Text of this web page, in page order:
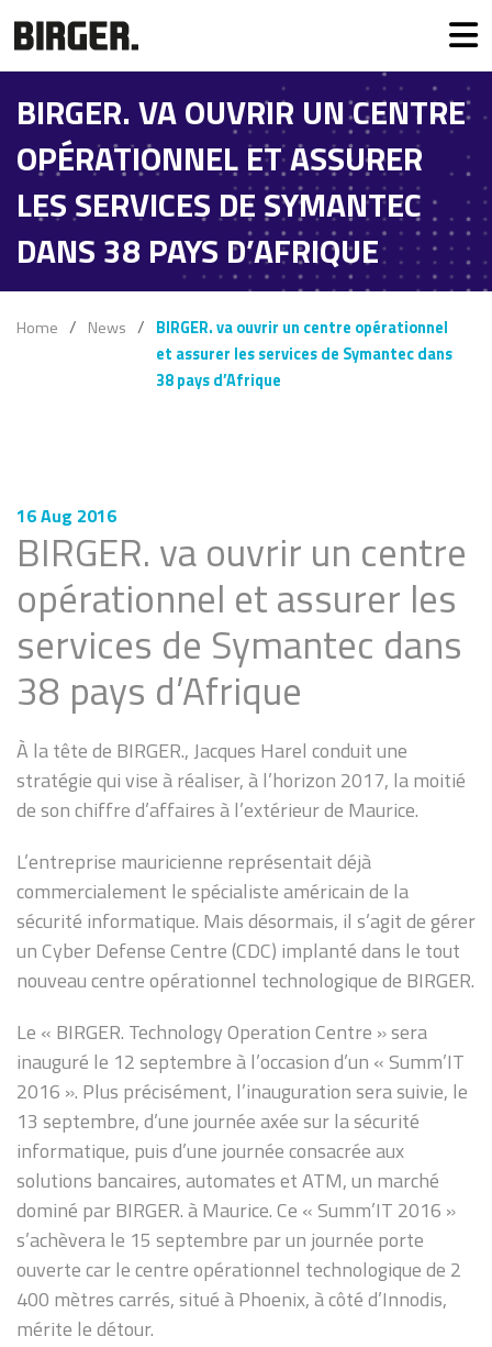
BIRGER. VA OUVRIR UN CENTRE
OPÉRATIONNEL ET ASSURER
LES SERVICES DE SYMANTEC
DANS 38 PAYS D’AFRIQUE
Home News
BIRGER. va ouvrir un centre opérationnel
et assurer les services de Symantec dans
38 pays d’Afrique
16 Aug 2016
BIRGER. va ouvrir un centre
opérationnel et assurer les
services de Symantec dans
38 pays d’Afrique
À la tête de BIRGER., Jacques Harel conduit une
stratégie qui vise à réaliser, à l’horizon 2017, la moitié
de son chiffre d’affaires à l’extérieur de Maurice.
L’entreprise mauricienne représentait déjà
commercialement le spécialiste américain de la
sécurité informatique. Mais désormais, il s’agit de gérer
un Cyber Defense Centre (CDC) implanté dans le tout
nouveau centre opérationnel technologique de BIRGER.
Le « BIRGER. Technology Operation Centre » sera
inauguré le 12 septembre à l’occasion d’un « Summ’IT
2016 ». Plus précisément, l’inauguration sera suivie, le
13 septembre, d’une journée axée sur la sécurité
informatique, puis d’une journée consacrée aux
solutions bancaires, automates et ATM, un marché
dominé par BIRGER. à Maurice. Ce « Summ’IT 2016 »
s’achèvera le 15 septembre par un journée porte
ouverte car le centre opérationnel technologique de 2
400 mètres carrés, situé à Phoenix, à côté d’Innodis,
mérite le détour.